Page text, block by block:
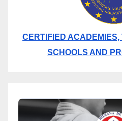
CERTIFIED
SCHOOLS AND